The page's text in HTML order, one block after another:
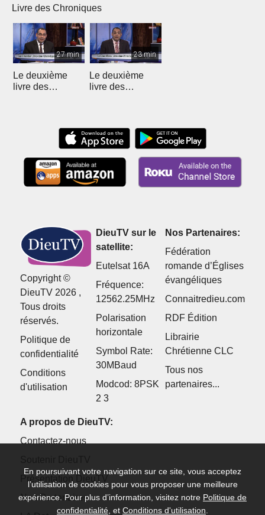
Livre des Chroniques
27 min
Le deuxième
livre des
23 min
Le deuxième
livre des
Copyright ©
DieuTV 2026 ,
Tous droits
réservés.
Politique de
confidentialité
Conditions
d'utilisation
DieuTV sur le
satellite:
Eutelsat 16A
Fréquence:
12562.25MHz
Polarisation
horizontale
Symbol Rate:
30MBaud
Modcod: 8PSK
2 3
Nos Partenaires:
Fédération
romande d’Églises
évangéliques
Connaitredieu.com
RDF Édition
Librairie
Chrétienne CLC
Tous nos
partenaires...
A propos de DieuTV:
Contactez-nous
Présentation DieuTV
Nos Partenaires
En poursuivant votre navigation sur ce site, vous acceptez
l’utilisation de cookies pour vous proposer une meilleure
expérience. Pour plus d’information, visitez notre Politique de
confidentialité , et Conditions d'utilisation